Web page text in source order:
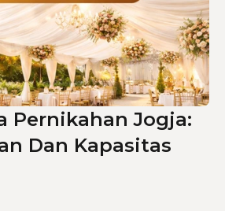
Pernikahan Jogja:
Dan Kapasitas